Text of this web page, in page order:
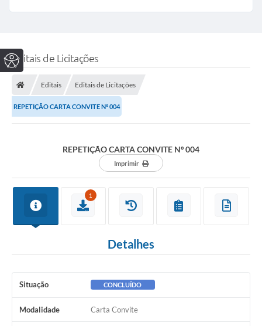
Editais de Licitações
Editais Editais de Licitações
REPETIÇÃO CARTA CONVITE Nº 004
REPETIÇÃO CARTA CONVITE Nº 004
Imprimir
1
Detalhes
Situação CONCLUÍDO
Modalidade Carta Convite